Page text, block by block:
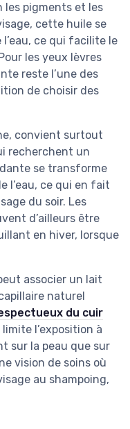
les pigments et les
cette huile se
ce qui facilite le
les yeux lèvres
reste l’une des
de choisir des
convient surtout
recherchent un
se transforme
l’eau, ce qui en fait
du soir. Les
d’ailleurs être
en hiver, lorsque
associer un lait
naturel
du cuir
l’exposition à
sur la peau que sur
vision de soins où
au shampoing,